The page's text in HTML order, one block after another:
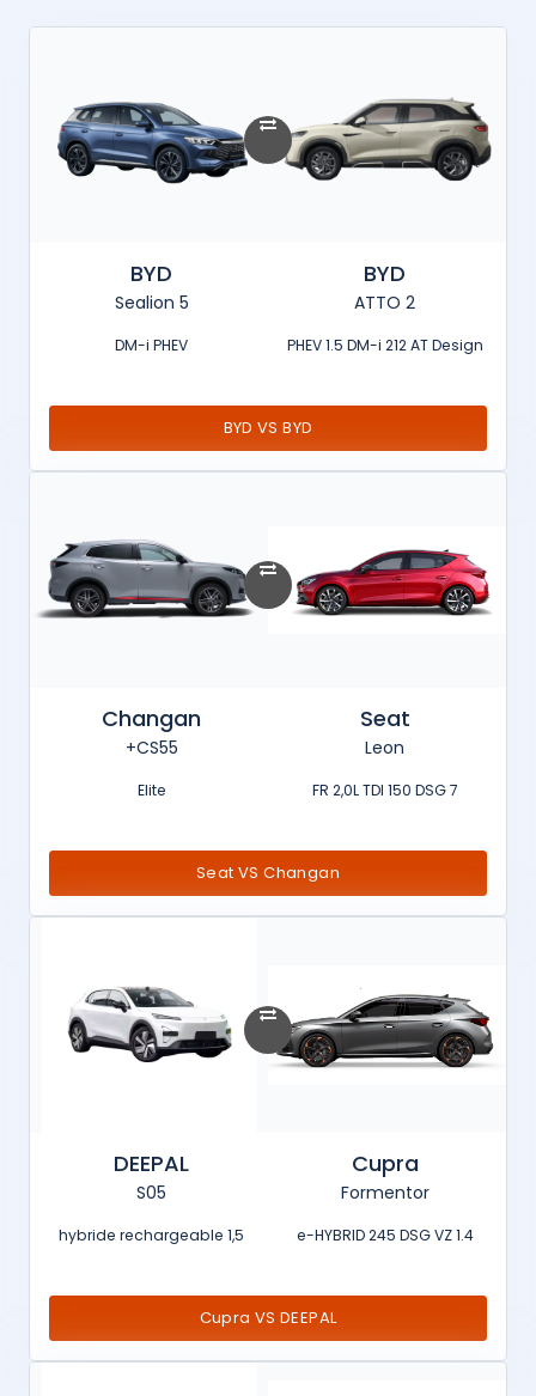
BYD
ATTO 2
PHEV 1.5 DM-i 212 AT Design
BYD
Sealion 5
DM-i PHEV
BYD VS BYD
Seat
Leon
FR 2,0L TDI 150 DSG 7
Changan
CS55+
Elite
Seat VS Changan
Cupra
Formentor
1.4 e-HYBRID 245 DSG VZ
DEEPAL
S05
1,5 hybride rechargeable
Cupra VS DEEPAL